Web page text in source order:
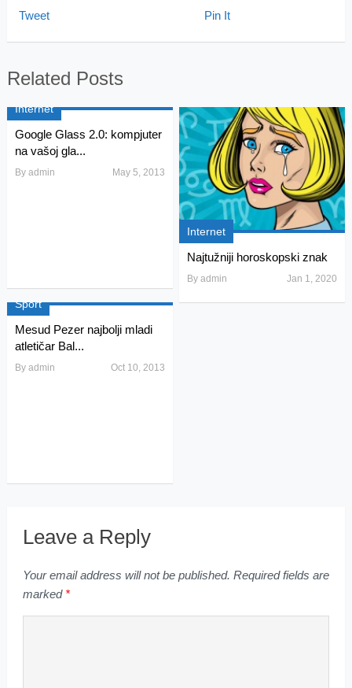
Tweet Pin It
Related Posts
Internet
Google Glass 2.0: kompjuter
na vašoj gla...
By admin May 5, 2013
Internet
Najtužniji horoskopski znak
Byadmin Jan 1, 2020
Sport
Mesud Pezer najbolji mladi
atletičar Bal...
By admin Oct 10, 2013
Leave a Reply
Your email address will not be published. Required fields are
marked *